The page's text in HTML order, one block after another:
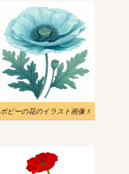
ポピーの花のイラスト画像 3